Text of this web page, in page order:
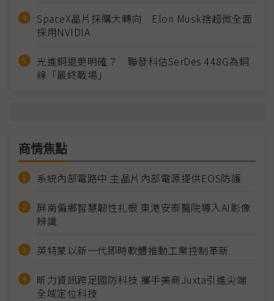
SpaceX晶片採購大轉向 Elon Musk捨超微全面
採用NVIDIA
光進銅退更明確？ 聯發科估SerDes 448G為銅
線「最終戰場」
商情焦點
系統內部電路中 主晶片內部電源提供EOS防護
屏南偏鄉智慧韌性扎根 東港安泰醫院導入AI影像
辨識
英特蒙以新一代即時軟體推動工業控制革新
昕力資訊跨足國防科技 攜手美商Juxta引進尖端
全域定位科技